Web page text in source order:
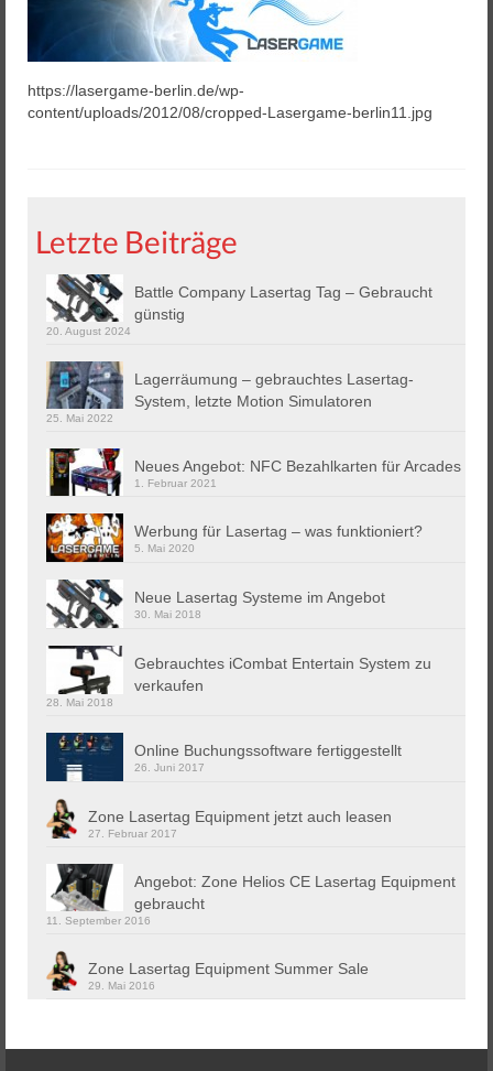
Helios 2 & 3
Helios Pro
Arena Zubehör
Buchungssoftware
Arcade Automaten
Downloads
Kontakt / Impressum / AGB
Datenschutz
https://lasergame-berlin.de/wp-
content/uploads/2012/08/cropped-Lasergame-berlin11.jpg
Letzte Beiträge
Battle Company Lasertag Tag – Gebraucht
günstig
20. August 2024
Lagerräumung – gebrauchtes Lasertag-
System, letzte Motion Simulatoren
25. Mai 2022
Neues Angebot: NFC Bezahlkarten für Arcades
1. Februar 2021
Werbung für Lasertag – was funktioniert?
5. Mai 2020
Neue Lasertag Systeme im Angebot
30. Mai 2018
Gebrauchtes iCombat Entertain System zu
verkaufen
28. Mai 2018
Online Buchungssoftware fertiggestellt
26. Juni 2017
Zone Lasertag Equipment jetzt auch leasen
27. Februar 2017
Angebot: Zone Helios CE Lasertag Equipment
gebraucht
11. September 2016
Zone Lasertag Equipment Summer Sale
29. Mai 2016